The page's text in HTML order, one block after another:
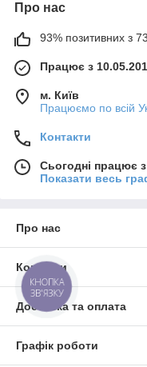
Про нас
93% позитивних з 73
Працює з
м. Київ
Працюємо по всій
Контакти
Сьогодні працює
Показати весь
Про нас
Контакти
Доставка та оплата
Графік роботи
КНОПКА
ЗВ'ЯЗКУ